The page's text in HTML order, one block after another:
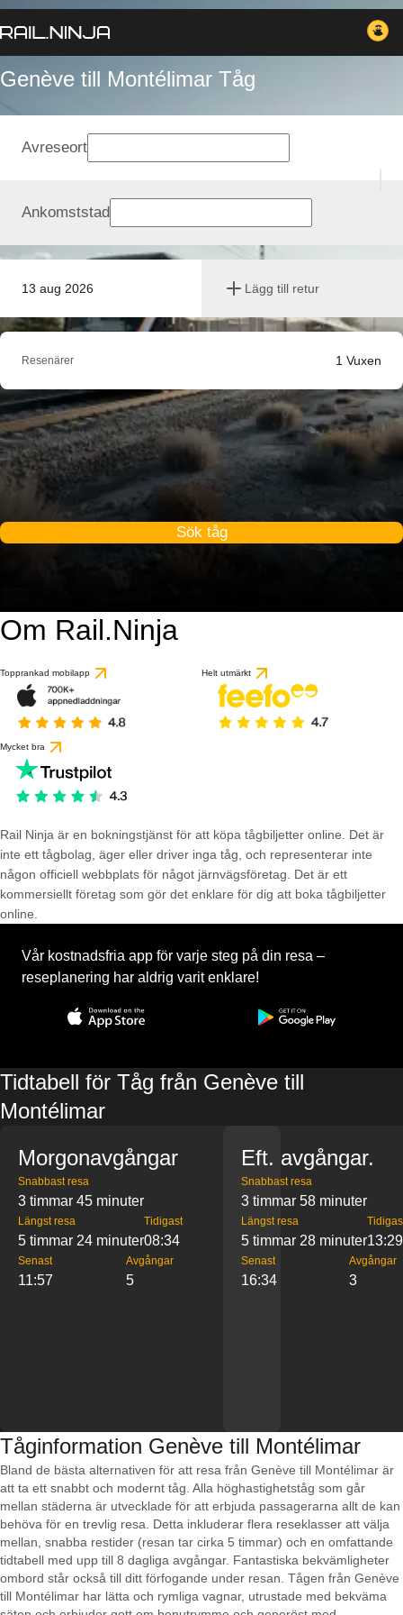
Genève till Montélimar Tåg
13 aug 2026 Lägg till retur
Avreseort
Ankomststad
Resenärer 1 Vuxen
Sök tåg
Om Rail.Ninja
Topprankad mobilapp Helt utmärkt
Mycket bra
Rail Ninja är en bokningstjänst för att köpa tågbiljetter online. Det är
inte ett tågbolag, äger eller driver inga tåg, och representerar inte
någon officiell webbplats för något järnvägsföretag. Det är ett
kommersiellt företag som gör det enklare för dig att boka tågbiljetter
online.
Vår kostnadsfria app för varje steg på din resa –
reseplanering har aldrig varit enklare!
Tidtabell för Tåg från Genève till
Montélimar
Morgonavgångar
Snabbast resa
3 timmar 45 minuter
Längst resa
5 timmar 24 minuter
Tidigast
08:34
Senast
11:57
Avgångar
5
Eft. avgångar.
Snabbast resa
3 timmar 58 minuter
Längst resa
5 timmar 28 minuter13:29
Senast
16:34
Avgångar
3
Tåginformation Genève till Montélimar
Bland de bästa alternativen för att resa från Genève till Montélimar är
att ta ett snabbt och modernt tåg. Alla höghastighetståg som går
mellan städerna är utvecklade för att erbjuda passagerarna allt de kan
behöva för en trevlig resa. Detta inkluderar flera reseklasser att välja
mellan, snabba restider (resan tar cirka 5 timmar) och en omfattande
tidtabell med upp till 8 dagliga avgångar. Fantastiska bekvämligheter
ombord står också till ditt förfogande under resan. Tågen från Genève
till Montélimar har lätta och rymliga vagnar, utrustade med bekväma